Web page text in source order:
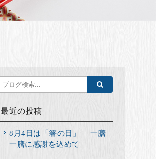
最近の投稿
8月4日は「箸の日」― 一膳
一膳に感謝を込めて